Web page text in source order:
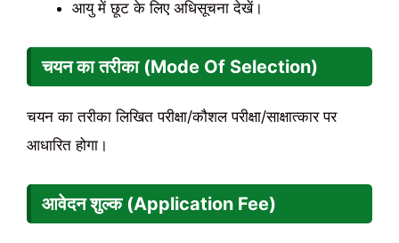
आयु में छूट के लिए अधिसूचना देखें।
चयन का तरीका (Mode Of Selection)
चयन का तरीका लिखित परीक्षा/कौशल परीक्षा/साक्षात्कार पर
आधारित होगा।
आवेदन शुल्क (Application Fee)